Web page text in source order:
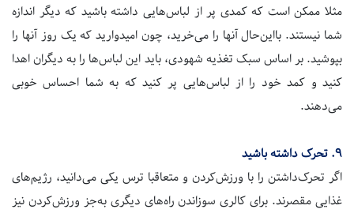
مثلا ممکن است که کمدی پر از لباس‌هایی داشته باشید که دیگر اندازه
شما نیستند. بااین‌حال آنها را می‌خرید، چون امیدوارید که یک روز آنها را
بپوشید. بر اساس سبک تغذیه شهودی، باید این لباس‌ها را به دیگران اهدا
کنید و کمد خود را از لباس‌هایی پر کنید که به شما احساس خوبی
می‌دهند.
۹. تحرک داشته باشید
اگر تحرک‌داشتن را با ورزش‌کردن و متعاقبا ترس یکی می‌دانید، رژیم‌های
غذایی مقصرند. برای کالری سوزاندن راه‌های دیگری به‌جز ورزش‌کردن نیز